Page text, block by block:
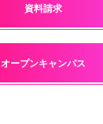
資料請求
オープンキャンパス